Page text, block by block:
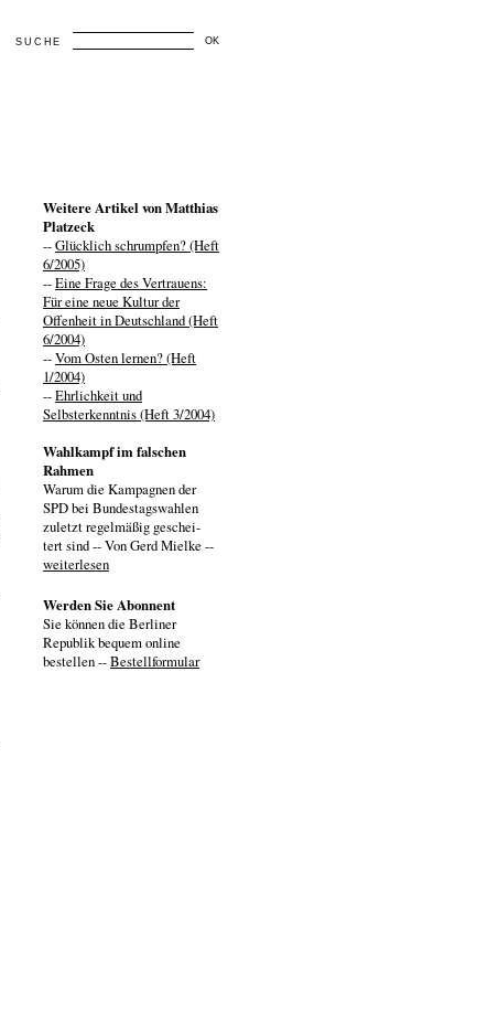
SUCHE OK
Weitere Artikel von Matthias
Platzeck
--Glücklich schrumpfen? (Heft
6/2005)
--Eine Frage des Vertrauens:
Für eine neue Kultur der
Offenheit in Deutschland (Heft
6/2004)
--Vom Osten lernen? (Heft
1/2004)
--Ehrlichkeit und
Selbsterkenntnis (Heft 3/2004)
Wahlkampf im falschen
Rahmen
Warum die Kampagnen der
SPD bei Bundestagswahlen
zuletzt regelmäßig geschei-
tert sind -- Von Gerd Mielke --
weiterlesen
Werden Sie Abonnent
Sie können die Berliner
Republik bequem online
bestellen --Bestellformular